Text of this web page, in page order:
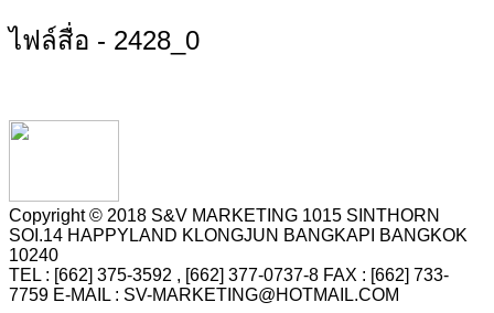
ไฟล์สื่อ - 2428_0
Copyright © 2018 S&V MARKETING 1015 SINTHORN
SOI.14 HAPPYLAND KLONGJUN BANGKAPI BANGKOK
10240
TEL : [662] 375-3592 , [662] 377-0737-8 FAX : [662] 733-
7759 E-MAIL : SV-MARKETING@HOTMAIL.COM